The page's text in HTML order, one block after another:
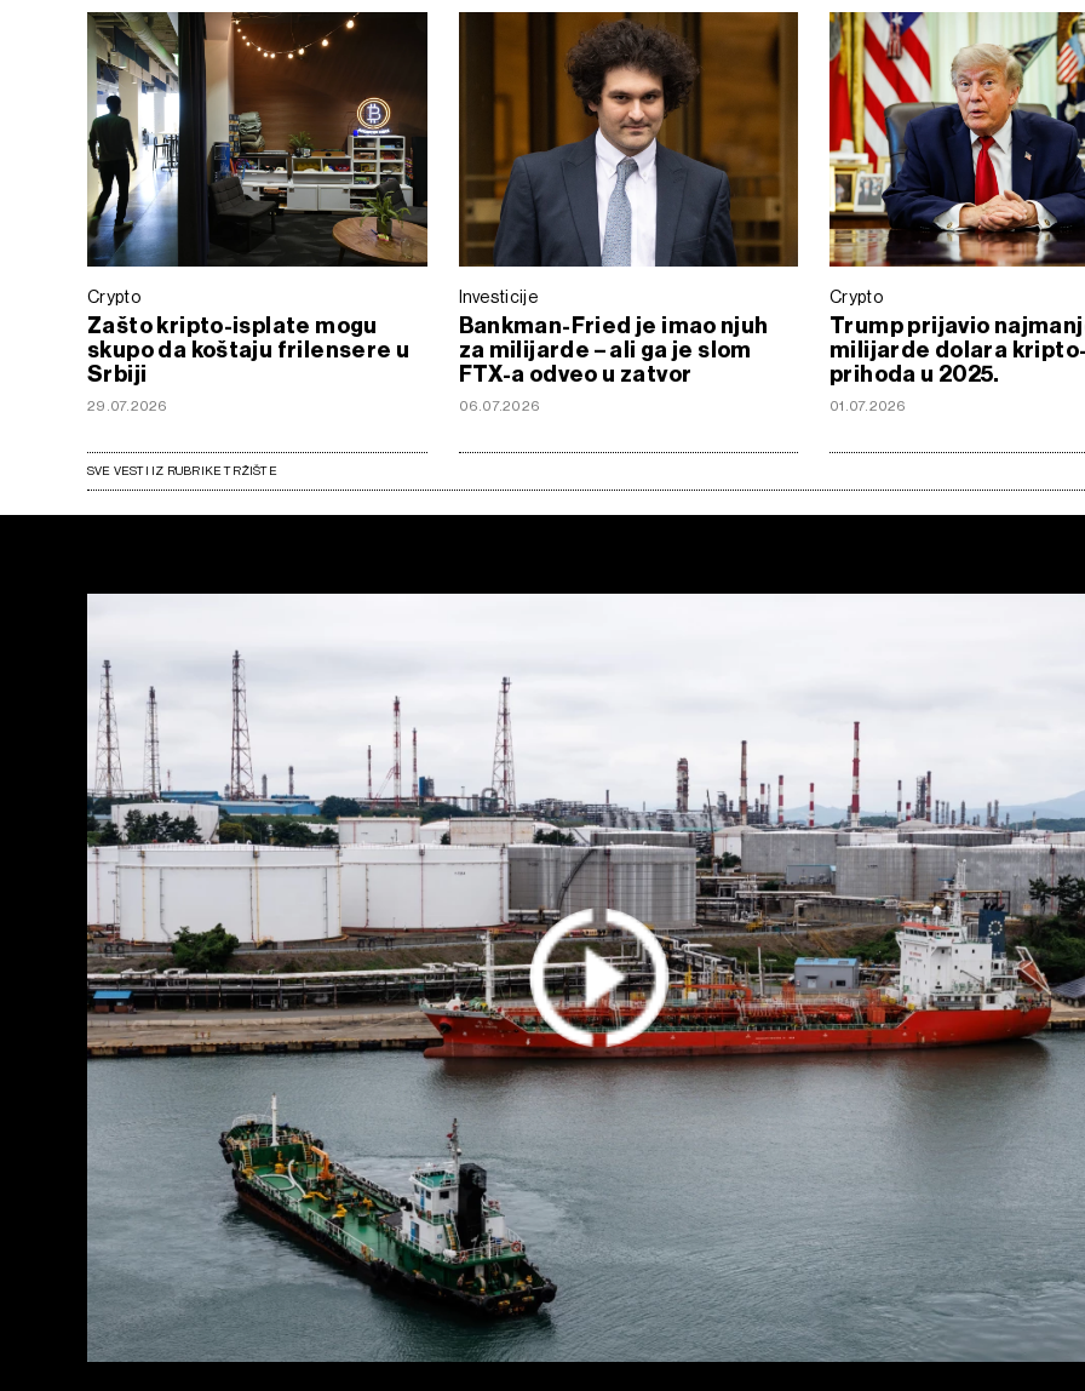
Crypto
Zašto kripto-isplate mogu
skupo da koštaju frilensere u
Srbiji
29.07.2026
Investicije
Bankman-Fried je imao njuh
za milijarde – ali ga je slom
FTX-a odveo u zatvor
06.07.2026
Crypto
Trump prijavio
milijarde dolara kripto-
prihoda u 2025.
01.07.2026
SVE VESTI IZ RUBRIKE TRŽIŠTE